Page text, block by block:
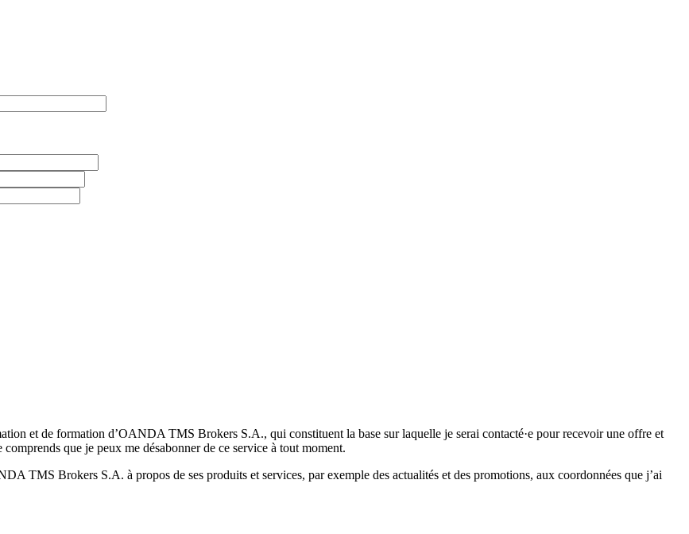
et de formation d’OANDA TMS Brokers S.A., qui constituent la base sur laquelle je serai contacté·e pour recevoir une offre et
que je peux me désabonner de ce service à tout moment.
TMS Brokers S.A. à propos de ses produits et services, par exemple des actualités et des promotions, aux coordonnées que j’ai